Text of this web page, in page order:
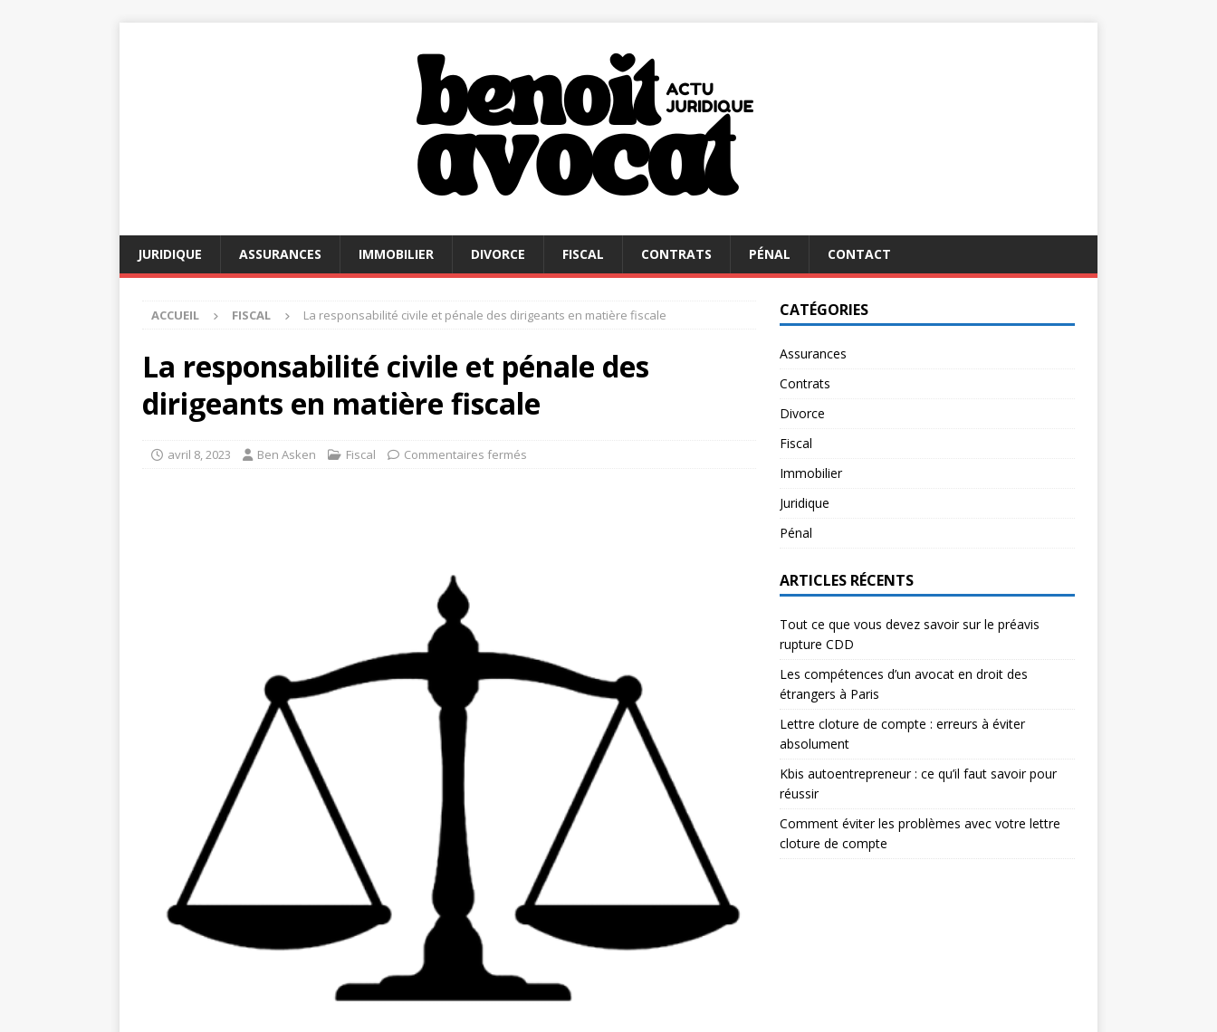
JURIDIQUE ASSURANCES IMMOBILIER DIVORCE FISCAL CONTRATS PÉNAL CONTACT
ACCUEIL FISCAL La responsabilité civile et pénale des dirigeants en matière fiscale
La responsabilité civile et pénale des
dirigeants en matière fiscale
avril 8, 2023 Ben Asken Fiscal Commentaires fermés
CATÉGORIES
Assurances
Contrats
Divorce
Fiscal
Immobilier
Juridique
Pénal
ARTICLES RÉCENTS
Tout ce que vous devez savoir sur le préavis
rupture CDD
Les compétences d’un avocat en droit des
étrangers à Paris
Lettre cloture de compte : erreurs à éviter
absolument
Kbis autoentrepreneur : ce qu’il faut savoir pour
réussir
Comment éviter les problèmes avec votre lettre
cloture de compte